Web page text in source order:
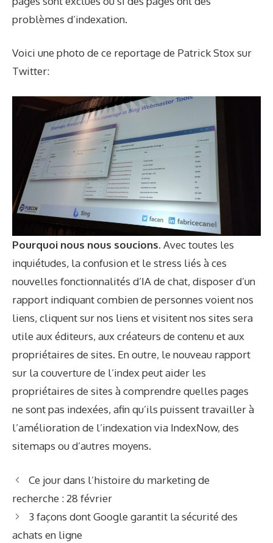
problèmes d’indexation.
Voici une photo de ce reportage de Patrick Stox sur
Twitter:
Pourquoi nous nous soucions. Avec toutes les
inquiétudes, la confusion et le stress liés à ces
nouvelles fonctionnalités d’IA de chat, disposer d’un
rapport indiquant combien de personnes voient nos
liens, cliquent sur nos liens et visitent nos sites sera
utile aux éditeurs, aux créateurs de contenu et aux
propriétaires de sites. En outre, le nouveau rapport
sur la couverture de l’index peut aider les
propriétaires de sites à comprendre quelles pages
ne sont pas indexées, afin qu’ils puissent travailler à
l’amélioration de l’indexation via IndexNow, des
sitemaps ou d’autres moyens.
Ce jour dans l’histoire du marketing de
recherche : 28 février
3 façons dont Google garantit la sécurité des
achats en ligne